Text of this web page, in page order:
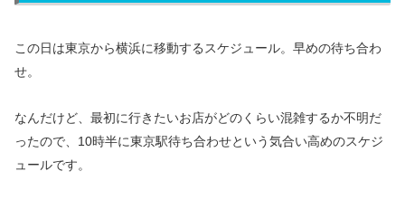
この日は東京から横浜に移動するスケジュール。早めの待ち合わ
せ。
なんだけど、最初に行きたいお店がどのくらい混雑するか不明だ
ったので、10時半に東京駅待ち合わせという気合い高めのスケジ
ュールです。